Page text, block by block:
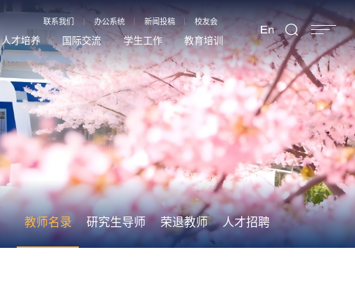
联系我们 办公系统 新闻投稿 校友会
人才培养 国际交流 学生工作 教育培训
教师名录 研究生导师 荣退教师 人才招聘